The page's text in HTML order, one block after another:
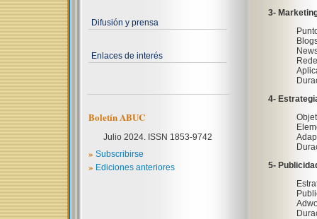
Difusión y prensa
Enlaces de interés
Boletín ABUC
Julio 2024. ISSN 1853-9742
» Subscribirse
» Ediciones anteriores
3-
4-
5-